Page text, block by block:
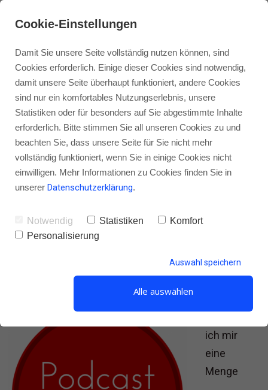
[Story] Wie du noch heute das
Geld bekommst, das du wert bist
ich mir
eine
Menge
Cookie-Einstellungen
Damit Sie unsere Seite vollständig nutzen können, sind
Cookies erforderlich. Einige dieser Cookies sind notwendig,
damit unsere Seite überhaupt funktioniert, andere Cookies
sind nur ein komfortables Nutzungserlebnis, unsere
Statistiken oder für besonders auf Sie abgestimmte Inhalte
erforderlich. Bitte stimmen Sie all unseren Cookies zu und
beachten Sie, dass unsere Seite für Sie nicht mehr
vollständig funktioniert, wenn Sie in einige Cookies nicht
einwilligen. Mehr Informationen zu Cookies finden Sie in
unserer Datenschutzerklärung.
Notwendig Statistiken
Komfort
Personalisierung
Auswahl speichern
Alle auswählen